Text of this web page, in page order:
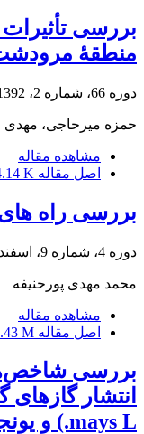
بررسی
منطقۀ
دوره 66، شماره 2، 1392، صفحه
حمزه میرحاجی، مهدی
مشاهده مقاله
اصل مقاله K
بررسی راه
دوره 4، شماره 9، اسفند 1402، صفحه
محمد مهدی پورحنیفه
مشاهده مقاله
اصل مقاله M
بررسی